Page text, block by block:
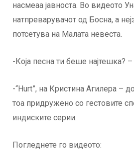
насмеаа јавноста. Во видеото
натпреварувачот од Босна, а
потсетува на Малата невеста.
-Која песна ти беше најтешка?
-“Hurt”, на Кристина Агилера –
тоа придружено со гестовите
индиските серии.
Погледнете го видеото: